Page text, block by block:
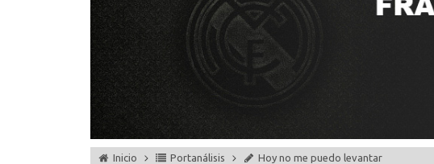
Inicio Portanálisis Hoy no me puedo levantar